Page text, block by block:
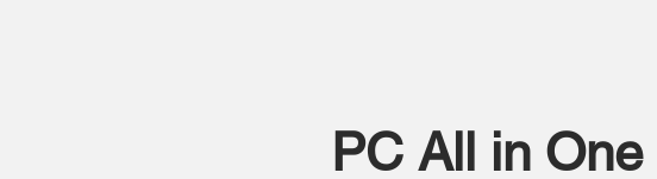
PC All in One